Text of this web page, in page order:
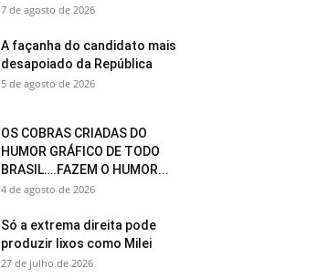
7 de agosto de 2026
A façanha do candidato mais
desapoiado da República
5 de agosto de 2026
OS COBRAS CRIADAS DO
HUMOR GRÁFICO DE TODO
BRASIL….FAZEM O HUMOR...
4 de agosto de 2026
Só a extrema direita pode
produzir lixos como Milei
27 de julho de 2026